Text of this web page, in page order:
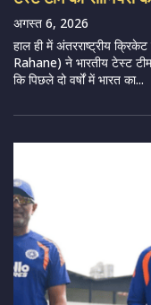
अगस्त 6, 2026
हाल ही में अंतरराष्ट्रीय
Rahane) ने भारतीय टेस्ट
कि पिछले दो वर्षों में भारत का...